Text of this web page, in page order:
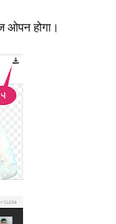
ओपन होगा।